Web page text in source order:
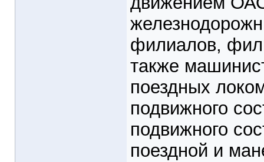
филиалов,
также
поездных
подвижного
подвижного
поездной и